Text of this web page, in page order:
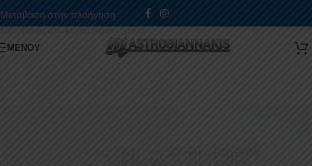
Μετάβαση στην πλοήγηση
Μετάβαση στο κύριο περιεχόμενο
ΜΕΝΟΎ